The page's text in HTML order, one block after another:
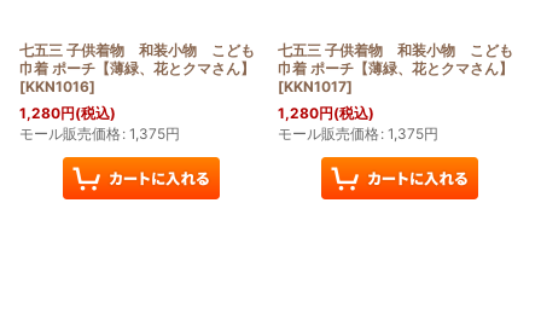
七五三 子供着物 和装小物 こども
巾着 ポーチ【薄緑、花とクマさん】
[KKN1016]
1,280円(税込)
モール販売価格: 1,375円
七五三 子供着物 和装小物 こども
巾着 ポーチ【薄緑、花とクマさん】
[KKN1017]
1,280円(税込)
モール販売価格: 1,375円